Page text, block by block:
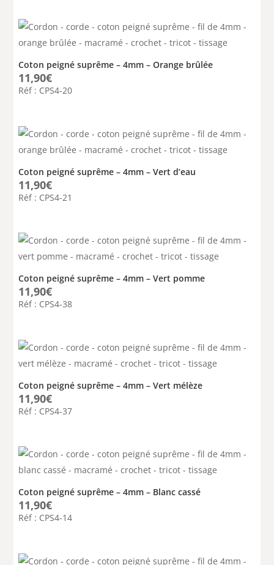
Coton peigné suprême – 4mm – Orange brûlée
11,90€
Réf : CPS4-20
Coton peigné suprême – 4mm – Vert d’eau
11,90€
Réf : CPS4-21
Coton peigné suprême – 4mm – Vert pomme
11,90€
Réf : CPS4-38
Coton peigné suprême – 4mm – Vert mélèze
11,90€
Réf : CPS4-37
Coton peigné suprême – 4mm – Blanc cassé
11,90€
Réf : CPS4-14